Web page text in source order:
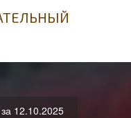
12.10.2025